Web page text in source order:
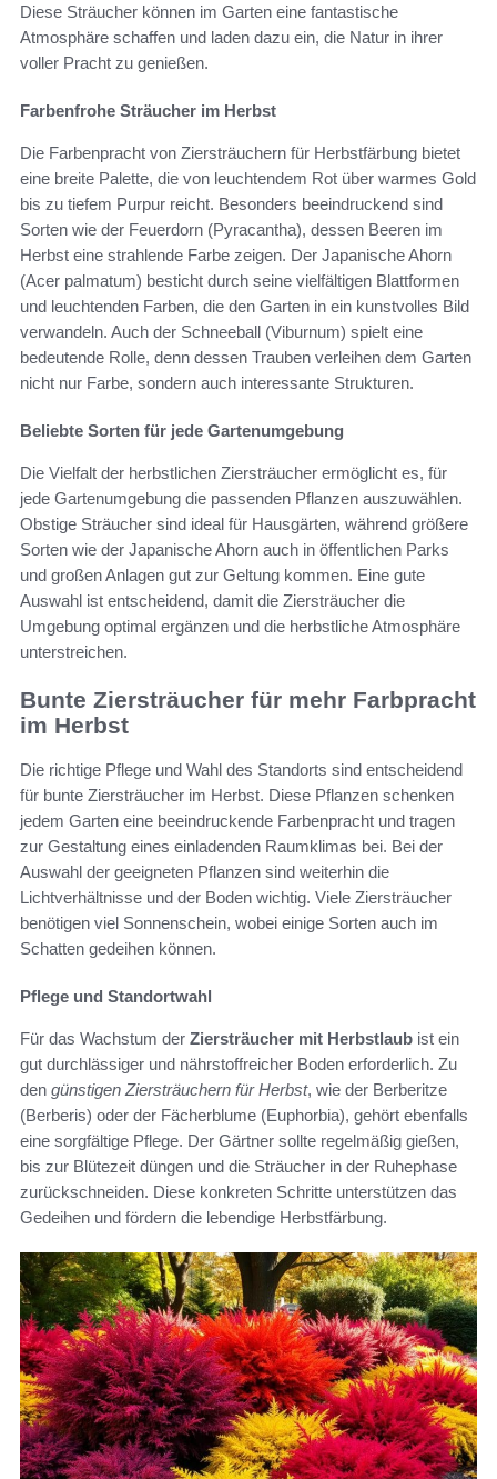
Diese Sträucher können im Garten eine fantastische
Atmosphäre schaffen und laden dazu ein, die Natur in ihrer
voller Pracht zu genießen.
Farbenfrohe Sträucher im Herbst
Die Farbenpracht von Ziersträuchern für Herbstfärbung bietet
eine breite Palette, die von leuchtendem Rot über warmes Gold
bis zu tiefem Purpur reicht. Besonders beeindruckend sind
Sorten wie der Feuerdorn (Pyracantha), dessen Beeren im
Herbst eine strahlende Farbe zeigen. Der Japanische Ahorn
(Acer palmatum) besticht durch seine vielfältigen Blattformen
und leuchtenden Farben, die den Garten in ein kunstvolles Bild
verwandeln. Auch der Schneeball (Viburnum) spielt eine
bedeutende Rolle, denn dessen Trauben verleihen dem Garten
nicht nur Farbe, sondern auch interessante Strukturen.
Beliebte Sorten für jede Gartenumgebung
Die Vielfalt der herbstlichen Ziersträucher ermöglicht es, für
jede Gartenumgebung die passenden Pflanzen auszuwählen.
Obstige Sträucher sind ideal für Hausgärten, während größere
Sorten wie der Japanische Ahorn auch in öffentlichen Parks
und großen Anlagen gut zur Geltung kommen. Eine gute
Auswahl ist entscheidend, damit die Ziersträucher die
Umgebung optimal ergänzen und die herbstliche Atmosphäre
unterstreichen.
Bunte Ziersträucher für mehr Farbpracht
im Herbst
Die richtige Pflege und Wahl des Standorts sind entscheidend
für bunte Ziersträucher im Herbst. Diese Pflanzen schenken
jedem Garten eine beeindruckende Farbenpracht und tragen
zur Gestaltung eines einladenden Raumklimas bei. Bei der
Auswahl der geeigneten Pflanzen sind weiterhin die
Lichtverhältnisse und der Boden wichtig. Viele Ziersträucher
benötigen viel Sonnenschein, wobei einige Sorten auch im
Schatten gedeihen können.
Pflege und Standortwahl
Für das Wachstum der Ziersträucher mit Herbstlaub ist ein
gut durchlässiger und nährstoffreicher Boden erforderlich. Zu
den günstigen Ziersträuchern für Herbst, wie der Berberitze
(Berberis) oder der Fächerblume (Euphorbia), gehört ebenfalls
eine sorgfältige Pflege. Der Gärtner sollte regelmäßig gießen,
bis zur Blütezeit düngen und die Sträucher in der Ruhephase
zurückschneiden. Diese konkreten Schritte unterstützen das
Gedeihen und fördern die lebendige Herbstfärbung.